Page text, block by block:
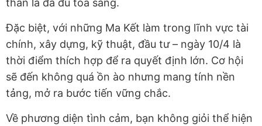
thân là đã đủ tỏa sáng.
Đặc biệt, với những Ma Kết làm trong lĩnh vực tài
chính, xây dựng, kỹ thuật, đầu tư – ngày 10/4 là
thời điểm thích hợp để ra quyết định lớn. Cơ hội
sẽ đến không quá ồn ào nhưng mang tính nền
tảng, mở ra bước tiến vững chắc.
Về phương diện tình cảm, bạn không giỏi thể hiện